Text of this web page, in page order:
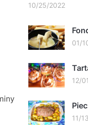
10/25/2022
01/
12/
11/